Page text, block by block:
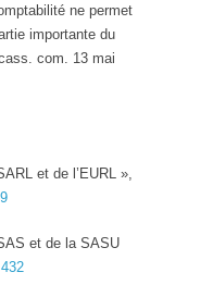
ne permet
importante du
com. 13 mai
et de l’EURL »,
et de la SASU
432